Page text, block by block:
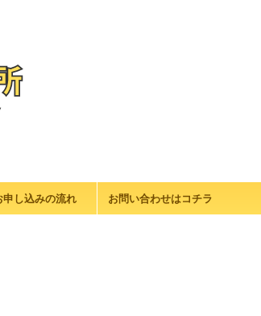
申し込みの流れ お問い合わせはコチラ